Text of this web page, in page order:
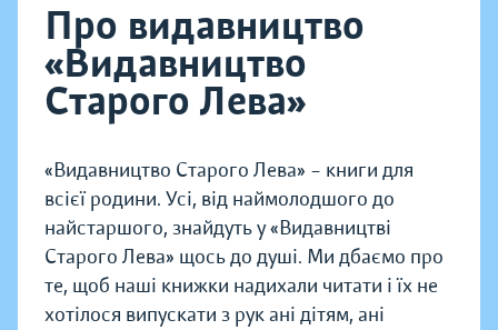
Про видавництво
«Видавництво
Старого Лева»
«Видавництво Старого Лева» – книги для
всієї родини. Усі, від наймолодшого до
найстаршого, знайдуть у «Видавництві
Старого Лева» щось до душі. Ми дбаємо про
те, щоб наші книжки надихали читати і їх не
хотілося випускати з рук ані дітям, ані